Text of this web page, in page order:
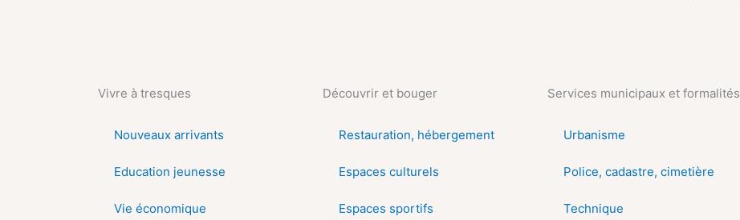
Vivre à tresques
Nouveaux arrivants
Education jeunesse
Vie économique
Découvrir et bouger
Restauration, hébergement
Espaces culturels
Espaces sportifs
Services municipaux et formalités
Urbanisme
Police, cadastre, cimetière
Technique